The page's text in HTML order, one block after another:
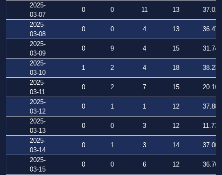
2025-
03-07
0 0 11 13
37.011
2025-
03-08
0 0 4 13
36.475
2025-
03-09
0 9 4 15
31.745
2025-
03-10
1 2 4 18
38.237
2025-
03-11
0 2 7 15
20.109
2025-
03-12
0 1 1 12
37.883
2025-
03-13
0 0 3 12
11.777
2025-
03-14
0 1 3 14
37.003
2025-
03-15
0 0 6 12
36.764